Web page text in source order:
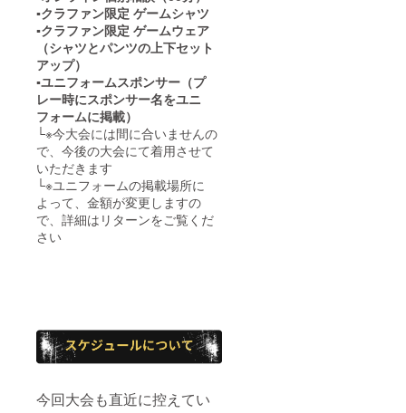
▪️クラファン限定 ゲームシャツ
▪️クラファン限定 ゲームウェア
（シャツとパンツの上下セット
アップ）
▪️ユニフォームスポンサー（プ
レー時にスポンサー名をユニ
フォームに掲載）
└※今大会には間に合いませんの
で、今後の大会にて着用させて
いただきます
└※ユニフォームの掲載場所に
よって、金額が変更しますの
で、詳細はリターンをご覧くだ
さい
今回大会も直近に控えてい